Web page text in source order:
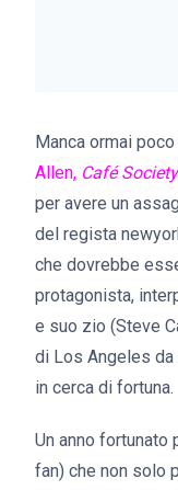
Manca ormai
Allen, Café Society
per avere un
del regista
che dovrebbe
protagonista,
e suo zio (Steve
di Los Angeles
in cerca di fortuna.
Un anno fortunato
fan) che non solo